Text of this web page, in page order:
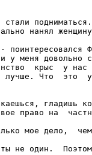
нанял
поинтересовался
у меня довольно
крыс  у нас
лучше. Что  это
гладишь
право на
мое дело,
не один.